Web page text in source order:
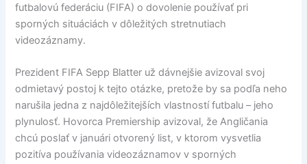
futbalovú federáciu (FIFA) o dovolenie používať pri
sporných situáciách v dôležitých stretnutiach
videozáznamy.
Prezident FIFA Sepp Blatter už dávnejšie avizoval svoj
odmietavý postoj k tejto otázke, pretože by sa podľa neho
narušila jedna z najdôležitejších vlastností futbalu – jeho
plynulosť. Hovorca Premiership avizoval, že Angličania
chcú poslať v januári otvorený list, v ktorom vysvetlia
pozitíva používania videozáznamov v sporných